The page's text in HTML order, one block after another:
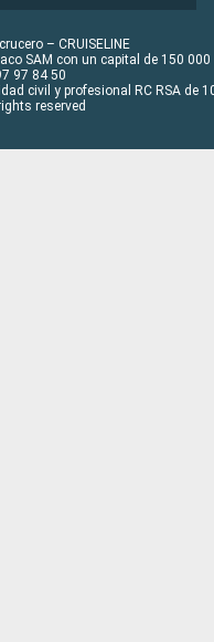
– CRUISELINE
SAM con un capital de 150 000
97 84 50
civil y profesional RC RSA de
reserved